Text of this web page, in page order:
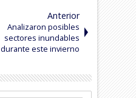
Anterior
Analizaron posibles
sectores inundables
durante este invierno